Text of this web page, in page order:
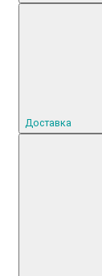
Доставка